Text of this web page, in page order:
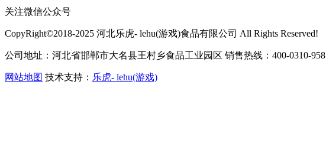
关注微信公众号
CopyRight©2018-2025 河北乐虎- lehu(游戏)食品有限公司 All Rights Reserved!
公司地址：河北省邯郸市大名县王村乡食品工业园区 销售热线：400-0310-958
网站地图 技术支持： 乐虎- lehu(游戏)